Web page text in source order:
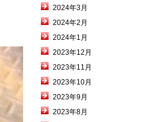
2024年3月
2024年2月
2024年1月
2023年12月
2023年11月
2023年10月
2023年9月
2023年8月